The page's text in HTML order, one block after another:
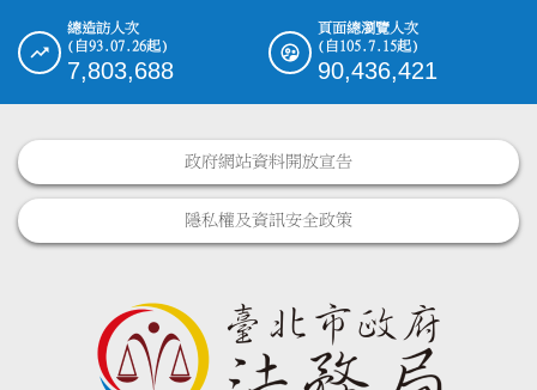
總造訪人次
(自93.07.26起)
7,803,688
頁面總瀏覽人次
(自105.7.15起)
90,436,421
政府網站資料開放宣告
隱私權及資訊安全政策